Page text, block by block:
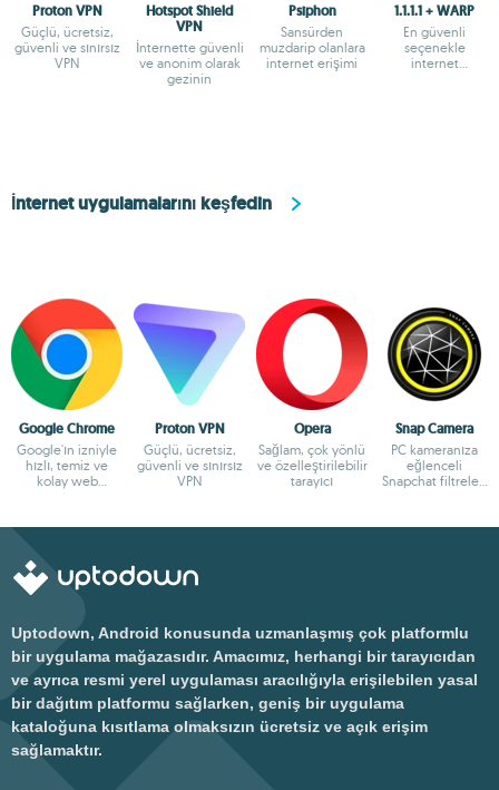
Proton VPN
Güçlü, ücretsiz,
güvenli ve sınırsız
VPN
Hotspot Shield
VPN
İnternette güvenli
ve anonim olarak
gezinin
Psiphon
Sansürden
muzdarip olanlara
internet erişimi
1.1.1.1 + WARP
En güvenli
seçenekle
internet
İnternet uygulamalarını keşfedin
Google Chrome
Google'ın izniyle
hızlı, temiz ve
kolay web
Proton VPN
Güçlü, ücretsiz,
güvenli ve sınırsız
VPN
Opera
Sağlam, çok yönlü
ve özelleştirilebilir
tarayıcı
Snap Camera
PC kameranıza
eğlenceli
Snapchat filtreleri
Uptodown, Android konusunda uzmanlaşmış çok platformlu
bir uygulama mağazasıdır. Amacımız, herhangi bir tarayıcıdan
ve ayrıca resmi yerel uygulaması aracılığıyla erişilebilen yasal
bir dağıtım platformu sağlarken, geniş bir uygulama
kataloğuna kısıtlama olmaksızın ücretsiz ve açık erişim
sağlamaktır.